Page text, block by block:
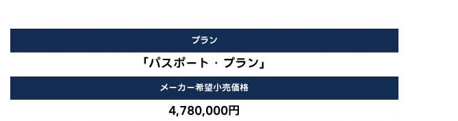
プラン
「パスポート・プラン」
メーカー希望小売価格
4,780,000円